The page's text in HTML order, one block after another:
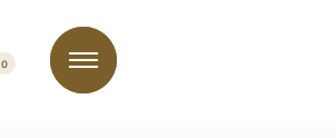
0